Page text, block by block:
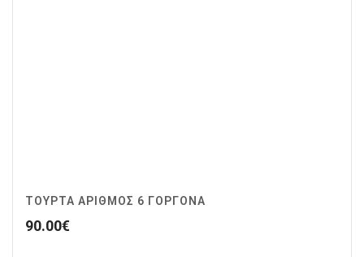
ΤΟΥΡΤΑ ΑΡΙΘΜΟΣ 6 ΓΟΡΓΟΝΑ
90.00€